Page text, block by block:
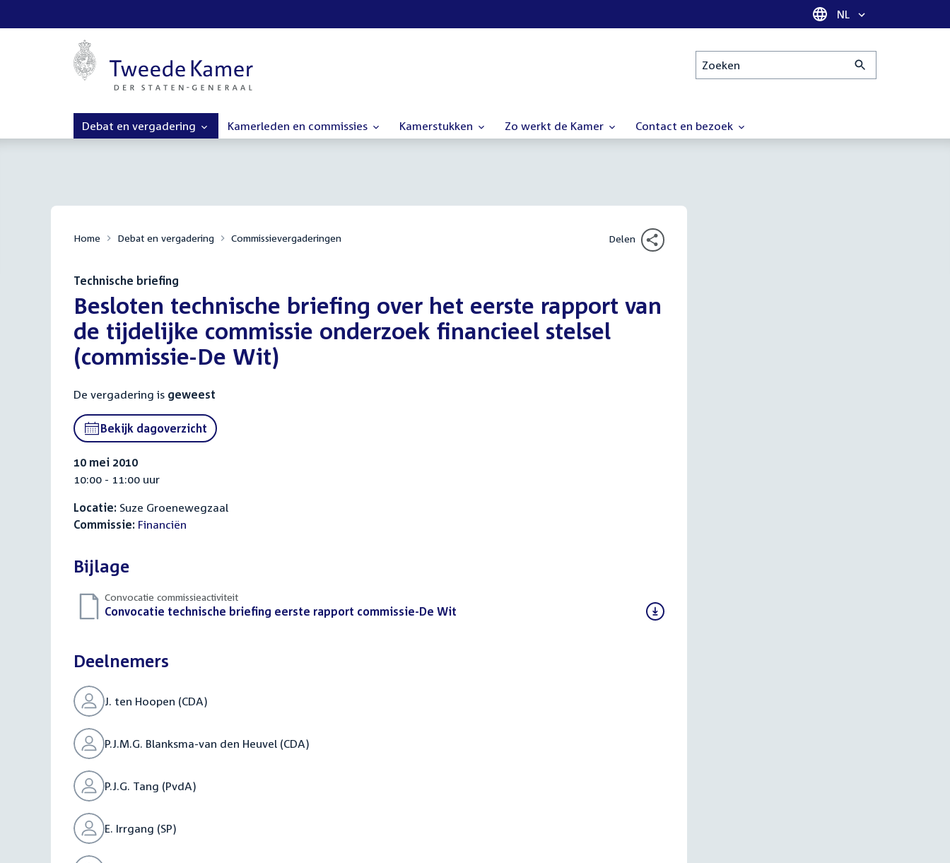
Taal selectie
NL
Zoeken
Debat en vergadering Kamerleden en commissies Kamerstukken Zo werkt de Kamer Contact en bezoek
Home Debat en vergadering Commissievergaderingen Delen
Technische briefing
:Besloten technische briefing over het eerste rapport van
de tijdelijke commissie onderzoek financieel stelsel
(commissie-De Wit)
De vergadering is geweest
Bekijk dagoverzicht
10 mei 2010
10:00 - 11:00 uur
Locatie: Suze Groenewegzaal
Commissie: Financiën
Bijlage
Convocatie commissieactiviteit
Download
Convocatie technische briefing eerste rapport commissie-De Wit
Deelnemers
J. ten Hoopen (CDA)
P.J.M.G. Blanksma-van den Heuvel (CDA)
P.J.G. Tang (PvdA)
E. Irrgang (SP)